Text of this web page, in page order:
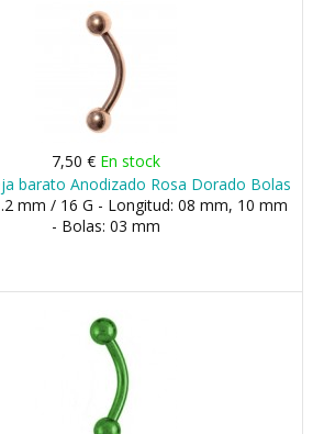
7,50 € En stock
barato Anodizado Rosa Dorado Bolas
mm / 16 G - Longitud: 08 mm, 10 mm
- Bolas: 03 mm